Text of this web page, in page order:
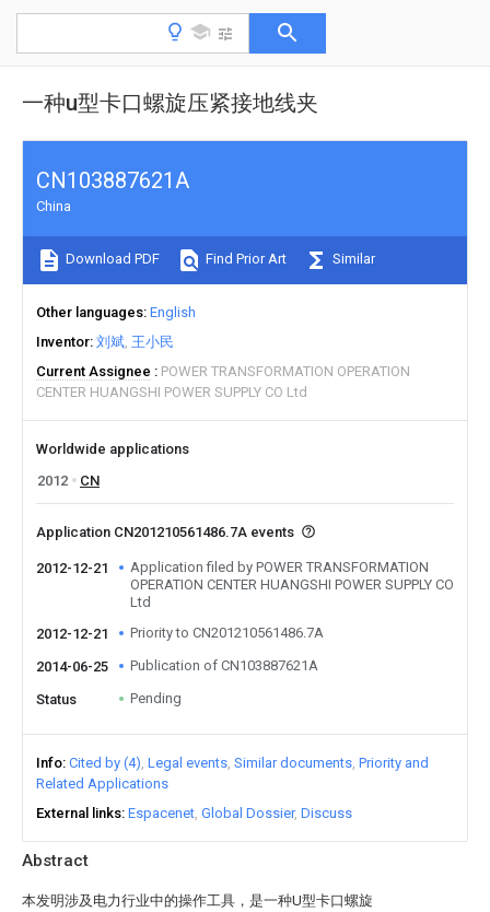
一种u型卡口螺旋压紧接地线夹
Abstract
本发明涉及电力行业中的操作工具，是一种U型卡口螺旋
CN103887621A
China
Download PDF Find Prior Art Similar
Other languages English
Inventor 刘斌 王小民
Current Assignee
POWER TRANSFORMATION OPERATION
CENTER HUANGSHI POWER SUPPLY CO Ltd
Worldwide applications
2012
CN
Application CN201210561486.7A events
2012-12-21
Application filed by POWER TRANSFORMATION
OPERATION CENTER HUANGSHI POWER SUPPLY CO
Ltd
2012-12-21
Priority to CN201210561486.7A
2014-06-25 Publication of CN103887621A
Status Pending
Info Cited by (4) Legal events Similar documents Priority and
Related Applications
External links Espacenet Global Dossier Discuss